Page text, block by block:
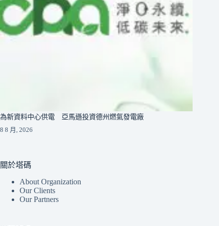
為新資料中心供電 亞馬遜投資德州燃氣發電廠
8 8 月, 2026
關於塔碼
About Organization
Our Clients
Our Partners